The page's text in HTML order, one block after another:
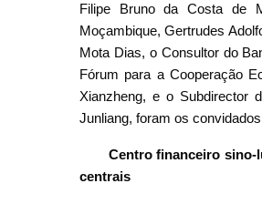
Filipe Bruno da Costa de
Moçambique, Gertrudes
Mota Dias, o Consultor do
Fórum para a Cooperação
Xianzheng, e o Subdirector
Junliang, foram os
Centro financeiro sino-
centrais